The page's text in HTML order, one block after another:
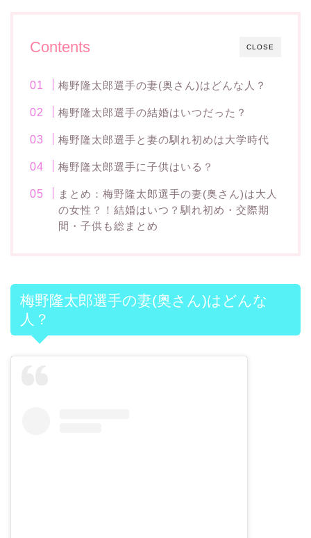
CLOSE
Contents
梅野隆太郎選手の妻(奥さん)はどんな人？
梅野隆太郎選手の結婚はいつだった？
梅野隆太郎選手と妻の馴れ初めは大学時代
梅野隆太郎選手に子供はいる？
まとめ：梅野隆太郎選手の妻(奥さん)は大人
の女性？！結婚はいつ？馴れ初め・交際期
間・子供も総まとめ
梅野隆太郎選手の妻(奥さん)はどんな
人？